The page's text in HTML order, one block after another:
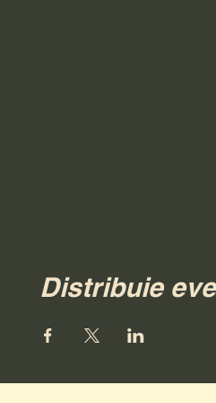
Distribuie